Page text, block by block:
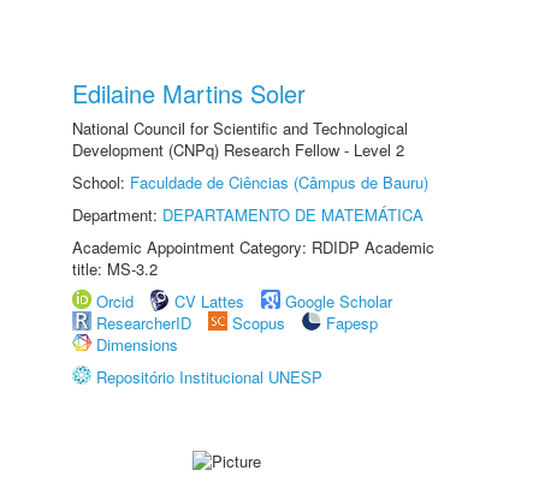
Edilaine Martins Soler
National Council for Scientific and Technological
Development (CNPq) Research Fellow - Level 2
School: Faculdade de Ciências (Câmpus de Bauru)
Department: DEPARTAMENTO DE MATEMÁTICA
Academic Appointment Category: RDIDP Academic
title: MS-3.2
Orcid
CV Lattes
Google Scholar
ResearcherID
Scopus
Fapesp
Dimensions
Repositório Institucional UNESP